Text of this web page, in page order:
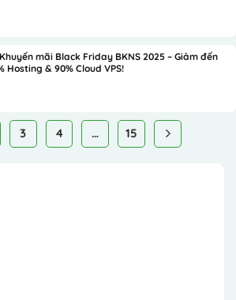
Khuyến mãi Black Friday BKNS 2025 – Giảm đến
Hosting & 90% Cloud VPS!
3 4 … 15